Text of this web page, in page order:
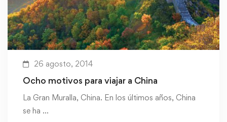
26 agosto, 2014
Ocho motivos para viajar a China
La Gran Muralla, China. En los últimos años, China
se ha …